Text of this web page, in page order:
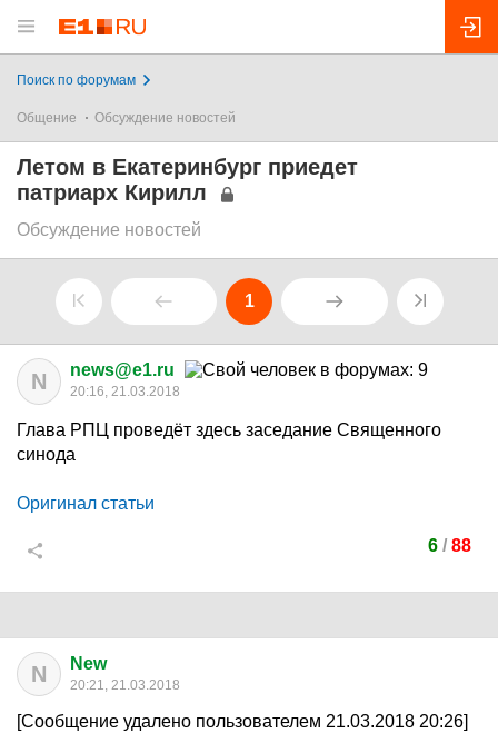
Поиск по форумам
Общение Обсуждение новостей
Летом в Екатеринбург приедет
патриарх Кирилл
Обсуждение новостей
1
N news@e1.ru
20:16, 21.03.2018
Глава РПЦ проведёт здесь заседание Священного
синода
Оригинал статьи
6 / 88
N New
20:21, 21.03.2018
[Сообщение удалено пользователем 21.03.2018 20:26]